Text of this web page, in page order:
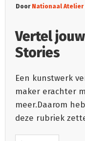
Door Nationaal
Vertel
Stories
Een kunstwerk
maker erachter
meer.Daarom
deze rubriek